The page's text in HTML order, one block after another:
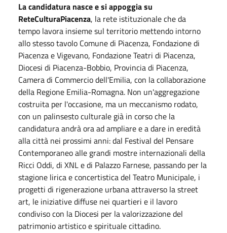
La candidatura nasce e si appoggia su
ReteCulturaPiacenza, la rete istituzionale che da
tempo lavora insieme sul territorio mettendo intorno
allo stesso tavolo Comune di Piacenza, Fondazione di
Piacenza e Vigevano, Fondazione Teatri di Piacenza,
Diocesi di Piacenza-Bobbio, Provincia di Piacenza,
Camera di Commercio dell'Emilia, con la collaborazione
della Regione Emilia-Romagna. Non un'aggregazione
costruita per l'occasione, ma un meccanismo rodato,
con un palinsesto culturale già in corso che la
candidatura andrà ora ad ampliare e a dare in eredità
alla città nei prossimi anni: dal Festival del Pensare
Contemporaneo alle grandi mostre internazionali della
Ricci Oddi, di XNL e di Palazzo Farnese, passando per la
stagione lirica e concertistica del Teatro Municipale, i
progetti di rigenerazione urbana attraverso la street
art, le iniziative diffuse nei quartieri e il lavoro
condiviso con la Diocesi per la valorizzazione del
patrimonio artistico e spirituale cittadino.